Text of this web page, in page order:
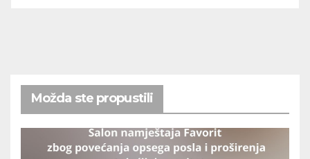
Možda ste propustili